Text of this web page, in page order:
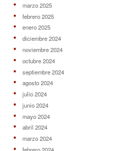
marzo 2025
febrero 2025
enero 2025
diciembre 2024
noviembre 2024
octubre 2024
septiembre 2024
agosto 2024
julio 2024
junio 2024
mayo 2024
abril 2024
marzo 2024